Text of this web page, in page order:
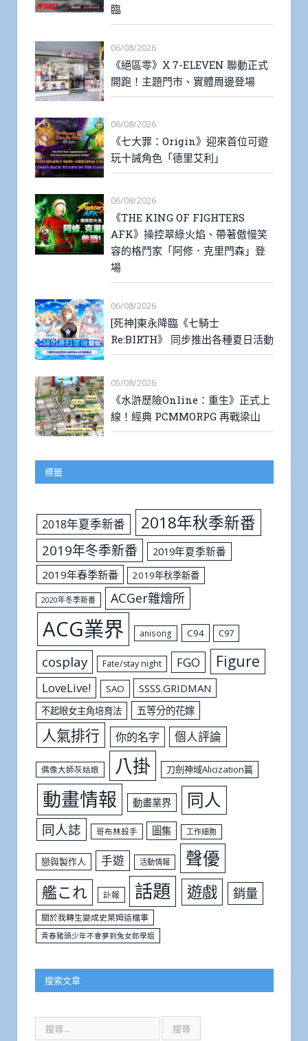
臨
06/08/2026
《絕區零》X 7-ELEVEN 聯動正式
開跑！主題門市、實體周邊登場
06/08/2026
《七大罪：Origin》迎來首位可遊
玩十誡角色「德里艾利」
06/08/2026
《THE KING OF FIGHTERS
AFK》操控翠綠火焰、帶著傲慢笑
容的格鬥家「阿修．克里門森」登
場
06/08/2026
[死神]東永降臨《七騎士
Re:BIRTH》 同步推出各種夏日活動
05/08/2026
《水滸歷險Online：重生》正式上
線！經典 PCMMORPG 再戰梁山
標籤
2018年夏季新番 2018年秋季新番
2019年冬季新番
2019年夏季新番
2019年春季新番
2019年秋季新番
2020年冬季新番 ACGer雜燴所
ACG業界 anisong C94 C97
cosplay Fate/stay night FGO Figure
LoveLive! SAO SSSS.GRIDMAN
不起眼女主角培育法 五等分的花嫁
人氣排行 你的名字 個人評論
偶像大師灰姑娘 八掛 刀劍神域Alicization篇
動畫情報 動畫業界 同人
同人誌 哥布林殺手 圖集 工作細胞
戀與製作人 手遊 活動情報 聲優
艦これ 訃報 話題 遊戲 銷量
關於我轉生變成史萊姆這檔事
青春豬頭少年不會夢到兔女郎學姐
搜索文章